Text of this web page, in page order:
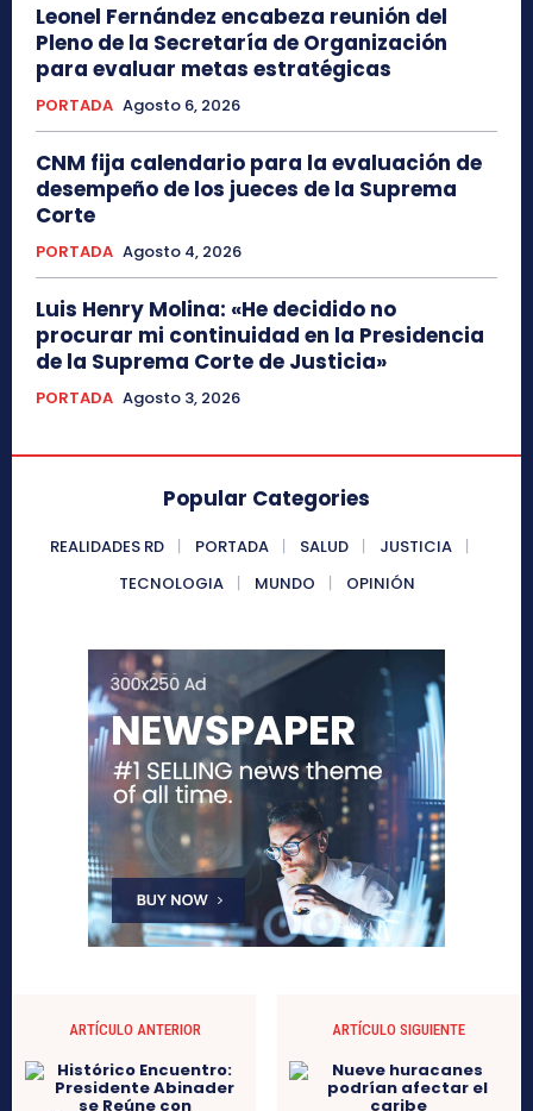
Leonel Fernández encabeza reunión del
Pleno de la Secretaría de Organización
para evaluar metas estratégicas
PORTADA Agosto 6, 2026
CNM fija calendario para la evaluación de
desempeño de los jueces de la Suprema
Corte
PORTADA Agosto 4, 2026
Luis Henry Molina: «He decidido no
procurar mi continuidad en la Presidencia
de la Suprema Corte de Justicia»
PORTADA Agosto 3, 2026
Popular Categories
REALIDADES RD PORTADA SALUD
JUSTICIA
TECNOLOGIA
MUNDO OPINIÓN
ARTÍCULO ANTERIOR ARTÍCULO SIGUIENTE